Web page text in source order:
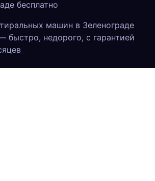
бесплатно
машин в Зеленограде
быстро, недорого, с гарантией